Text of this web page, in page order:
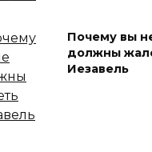
Почему вы
должны
Иезавель